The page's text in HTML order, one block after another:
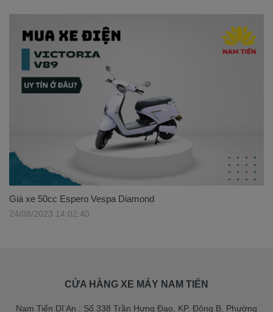
Giá xe 50cc Espero Vespa Diamond
24/08/2023 14:02:40
CỬA HÀNG XE MÁY NAM TIẾN
Nam Tiến Dĩ An : Số 338 Trần Hưng Đạo, KP. Đông B, Phường